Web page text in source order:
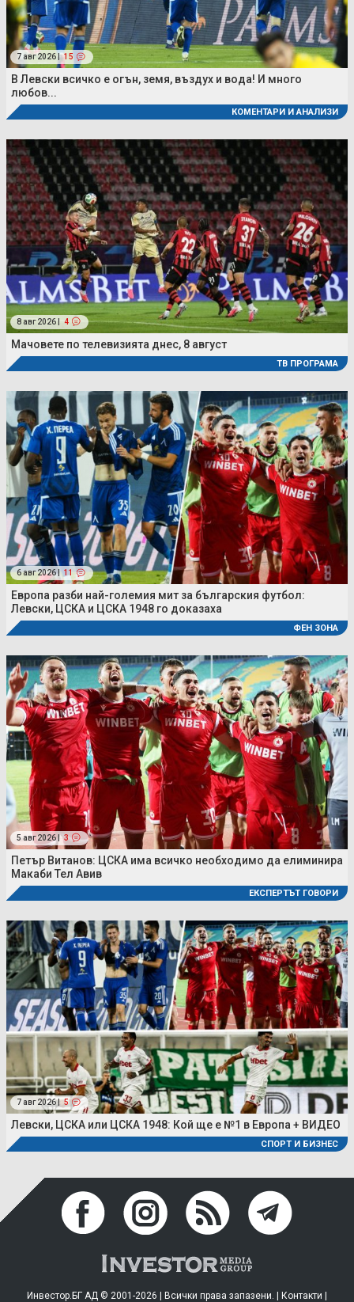
7 авг 2026 | 15
В Левски всичко е огън, земя, въздух и вода! И много
любов...
КОМЕНТАРИ И АНАЛИЗИ
8 авг 2026 | 4
Мачовете по телевизията днес, 8 август
ТВ ПРОГРАМА
6 авг 2026 | 11
Европа разби най-големия мит за българския футбол:
Левски, ЦСКА и ЦСКА 1948 го доказаха
ФЕН ЗОНА
5 авг 2026 | 3
Петър Витанов: ЦСКА има всичко необходимо да елиминира
Макаби Тел Авив
ЕКСПЕРТЪТ ГОВОРИ
7 авг 2026 | 5
Левски, ЦСКА или ЦСКА 1948: Кой ще е №1 в Европа + ВИДЕО
СПОРТ И БИЗНЕС
Инвестор.БГ АД © 2001-2026 | Всички права запазени. | Контакти